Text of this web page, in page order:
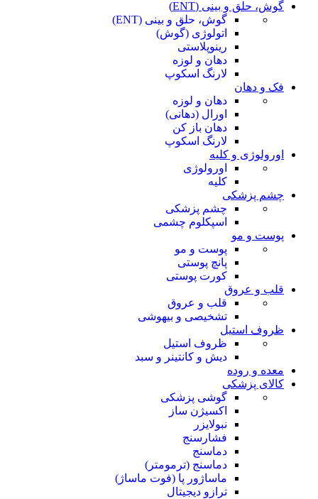
گوش، حلق و بینی (ENT)
گوش، حلق و بینی (ENT)
اتولوژی (گوش)
رینوپلاستی
دهان و لوزه
لارنگ اسکوپ
فک و دهان
دهان و لوزه
اورال (دهانی)
دهان باز کن
لارنگ اسکوپ
اورولوژی و کلیه
اورولوژی
کلیه
چشم پزشکی
چشم پزشکی
اسپکلوم چشمی
پوست و مو
پوست و مو
پانچ پوستی
کورت پوستی
قلب و عروق
قلب و عروق
تشخیصی و بیهوشی
ظروف استیل
ظروف استیل
دیش و کانتینر و سبد
معده و روده
کالای پزشکی
گوشی پزشکی
اکسیژن ساز
نبولایزر
فشارسنج
دماسنج
دماسنج (ترمومتر)
ماساژور پا (فوت ماساژ)
ترازو دیجیتال